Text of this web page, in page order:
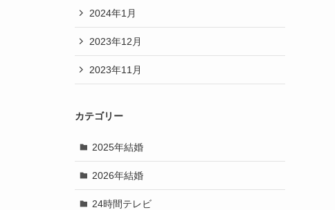
2024年1月
2023年12月
2023年11月
カテゴリー
2025年結婚
2026年結婚
24時間テレビ